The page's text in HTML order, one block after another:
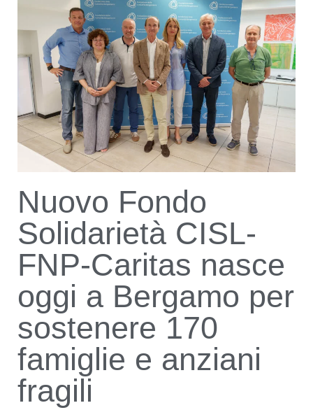
Nuovo Fondo
Solidarietà CISL-
FNP-Caritas nasce
oggi a Bergamo per
sostenere 170
famiglie e anziani
fragili